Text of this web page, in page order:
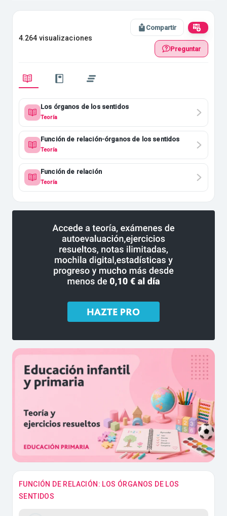
4.264 visualizaciones
Compartir
Preguntar
Los órganos de los sentidos
Teoría
Función de relación-órganos de los sentidos
Teoría
Función de relación
Teoría
FUNCIÓN DE RELACIÓN: LOS ÓRGANOS DE LOS
SENTIDOS